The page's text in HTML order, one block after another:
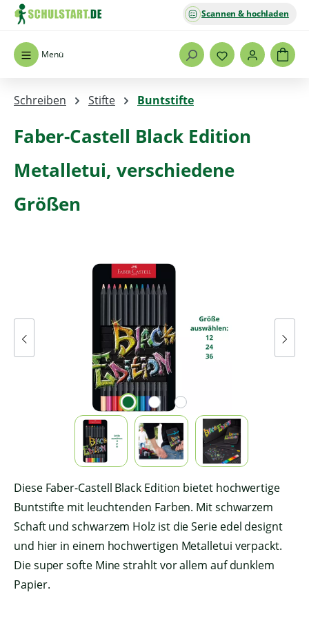
Zum Hauptinhalt springen
Menü
Scannen & hochladen
Schreiben Stifte Buntstifte
Faber-Castell Black Edition
Metalletui, verschiedene
Größen
Bildergalerie überspringen
Diese Faber-Castell Black Edition bietet hochwertige
Buntstifte mit leuchtenden Farben. Mit schwarzem
Schaft und schwarzem Holz ist die Serie edel designt
und hier in einem hochwertigen Metalletui verpackt.
Die super softe Mine strahlt vor allem auf dunklem
Papier.